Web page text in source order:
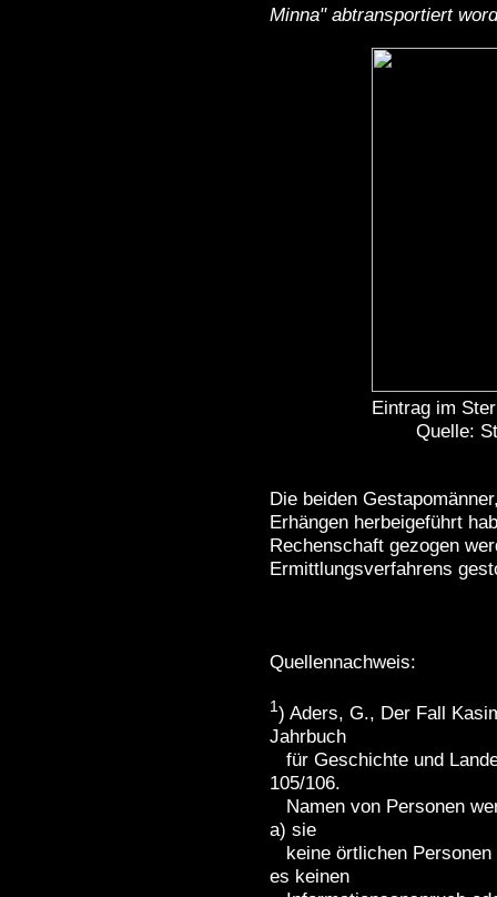
Minna" abtransportiert
Eintrag im
Quelle:
Die beiden
Erhängen herbeigeführt
Rechenschaft gezogen
Ermittlungsverfahrens
Quellennachweis:
1) Aders, G., Der Fall
Jahrbuch
für Geschichte und
105/106.
Namen von Personen
a) sie
keine örtlichen
es keinen